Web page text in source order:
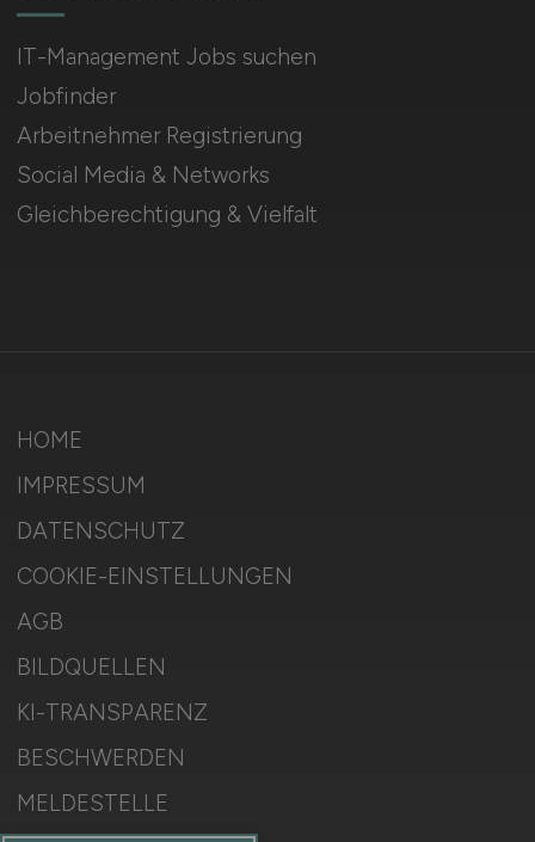
IT-Management Jobs suchen
Jobfinder
Arbeitnehmer Registrierung
Social Media & Networks
Gleichberechtigung & Vielfalt
HOME
IMPRESSUM
DATENSCHUTZ
COOKIE-EINSTELLUNGEN
AGB
BILDQUELLEN
KI-TRANSPARENZ
BESCHWERDEN
MELDESTELLE